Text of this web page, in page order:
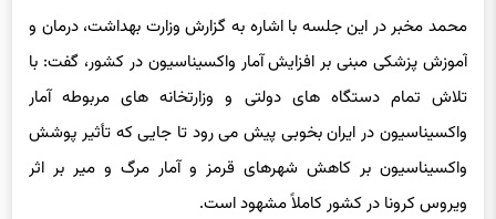
محمد مخبر در این جلسه با اشاره به گزارش وزارت بهداشت، درمان و
آموزش پزشکی مبنی بر افزایش آمار واکسیناسیون در کشور، گفت: با
تلاش تمام دستگاه های دولتی و وزارتخانه های مربوطه آمار
واکسیناسیون در ایران بخوبی پیش می رود تا جایی که تأثیر پوشش
واکسیناسیون بر کاهش شهرهای قرمز و آمار مرگ و میر بر اثر
ویروس کرونا در کشور کاملاً مشهود است.